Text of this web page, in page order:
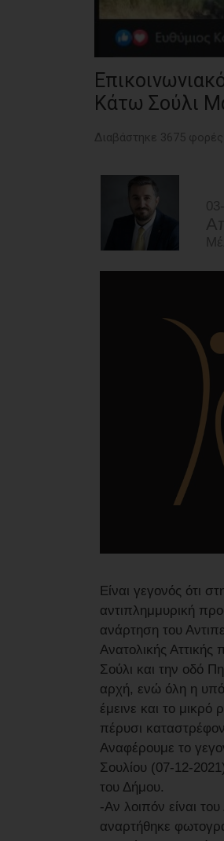
Κάτω Σούλι
Διαβάστηκε 3675 φορές
Είναι γεγονός ότι
αντιπλημμυρική
ανάρτηση του
Ανατολικής
Σούλι και την οδό
αρχή, ενώ όλη η
έμεινε και το
πέρυσι
Αναφέρουμε το
Σουλίου (07-12-
του Δήμου.
-Αν λοιπόν είναι
αναρτήθηκε